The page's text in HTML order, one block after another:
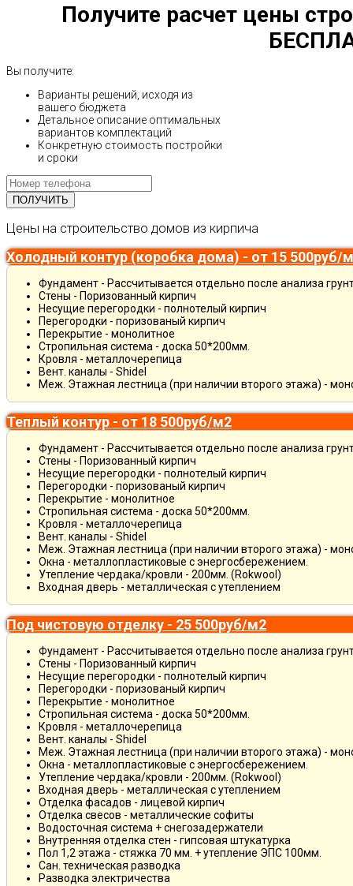
Получите расчет цены
Вы получите:
Варианты решений, исходя из
вашего бюджета
Детальное описание оптимальных
вариантов комплектаций
Конкретную стоимость постройки
и сроки
Цены на строительство домов из кирпича
Холодный контур (коробка дома) - от 15 500руб/
Фундамент - Рассчитывается отдельно после анализа
Стены - Поризованный кирпич
Несущие перегородки - полнотелый кирпич
Перегородки - поризованый кирпич
Перекрытие - монолитное
Стропильная система - доска 50*200мм.
Кровля - металлочерепица
Вент. каналы - Shidel
Меж. Этажная лестница (при наличии второго этажа) -
Теплый контур - от 18 500руб/м2
Фундамент - Рассчитывается отдельно после анализа
Стены - Поризованный кирпич
Несущие перегородки - полнотелый кирпич
Перегородки - поризованый кирпич
Перекрытие - монолитное
Стропильная система - доска 50*200мм.
Кровля - металлочерепица
Вент. каналы - Shidel
Меж. Этажная лестница (при наличии второго этажа) -
Окна - металлопластиковые с энергосбережением.
Утепление чердака/кровли - 200мм. (Rokwool)
Входная дверь - металлическая с утеплением
Под чистовую отделку - 25 500руб/м2
Фундамент - Рассчитывается отдельно после анализа
Стены - Поризованный кирпич
Несущие перегородки - полнотелый кирпич
Перегородки - поризованый кирпич
Перекрытие - монолитное
Стропильная система - доска 50*200мм.
Кровля - металлочерепица
Вент. каналы - Shidel
Меж. Этажная лестница (при наличии второго этажа) -
Окна - металлопластиковые с энергосбережением.
Утепление чердака/кровли - 200мм. (Rokwool)
Входная дверь - металлическая с утеплением
Отделка фасадов - лицевой кирпич
Отделка свесов - металлические софиты
Водосточная система + снегозадержатели
Внутренняя отделка стен - гипсовая штукатурка
Пол 1,2 этажа - стяжка 70 мм. + утепление ЭПС 100мм.
Сан. техническая разводка
Разводка электричества